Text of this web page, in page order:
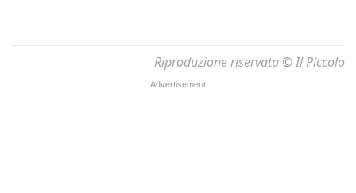
Riproduzione riservata © Il Piccolo